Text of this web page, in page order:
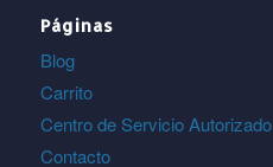
Páginas
Blog
Carrito
Centro de Servicio Autorizado
Contacto